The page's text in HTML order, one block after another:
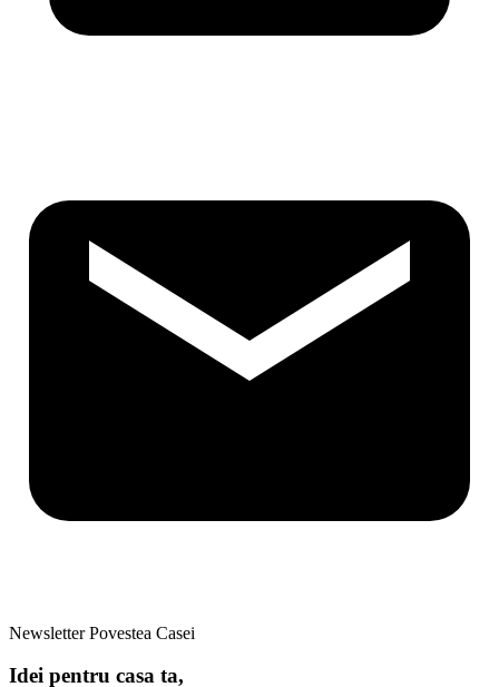
Newsletter Povestea Casei
Idei pentru casa ta,